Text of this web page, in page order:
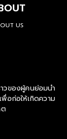
US
วของผู้คนย่อมนำ
พื่อก่อให้เกิดความ